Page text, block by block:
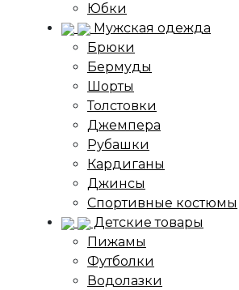
Юбки
Мужская одежда
Брюки
Бермуды
Шорты
Толстовки
Джемпера
Рубашки
Кардиганы
Джинсы
Спортивные костюмы
Детские товары
Пижамы
Футболки
Водолазки